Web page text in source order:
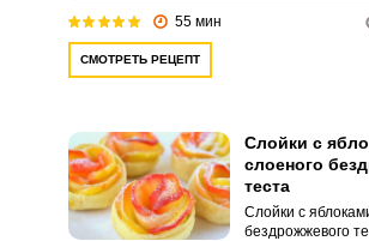
55 мин
СМОТРЕТЬ РЕЦЕПТ
Слойки с
слоеного
теста
Слойки с
бездрожжевого